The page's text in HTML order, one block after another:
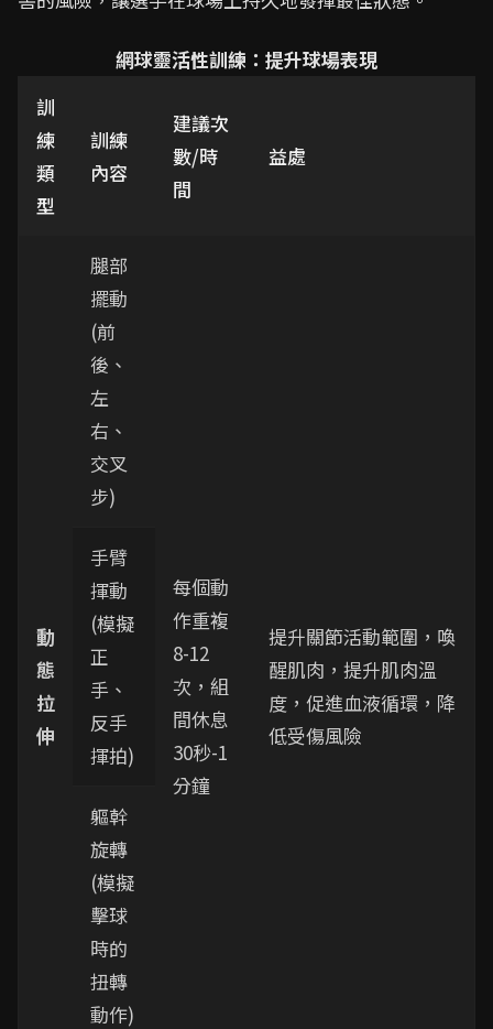
網球靈活性訓練：提升球場表現
訓
練
類
型
訓練
內容
建議次
數/時
間
益處
動
態
拉
伸
腿部
擺動
(前
後、
左
右、
交叉
步)
每個動
作重複
8-12
次，組
間休息
30秒-1
分鐘
提升關節活動範圍，喚
醒肌肉，提升肌肉溫
度，促進血液循環，降
低受傷風險
手臂
揮動
(模擬
正
手、
反手
揮拍)
軀幹
旋轉
(模擬
擊球
時的
扭轉
動作)